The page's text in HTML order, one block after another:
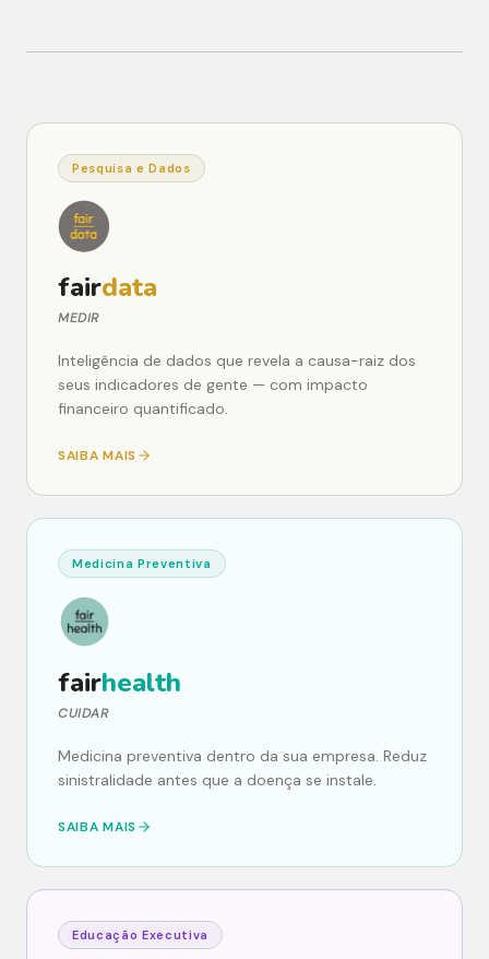
Pesquisa e Dados
fairdata
MEDIR
Inteligência de dados que revela a causa-raiz dos
seus indicadores de gente — com impacto
financeiro quantificado.
SAIBA MAIS
Medicina Preventiva
fairhealth
CUIDAR
Medicina preventiva dentro da sua empresa. Reduz
sinistralidade antes que a doença se instale.
SAIBA MAIS
Educação Executiva